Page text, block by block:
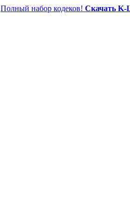
Полный набор кодеков! Скачать K-